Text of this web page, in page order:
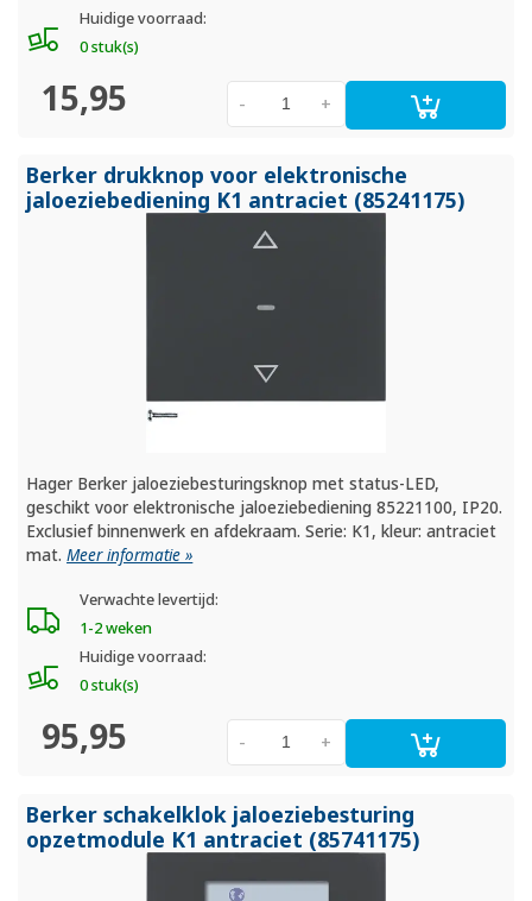
Huidige voorraad:
0 stuk(s)
15,95 +
-
Berker drukknop voor elektronische
jaloeziebediening K1 antraciet (85241175)
Hager Berker jaloeziebesturingsknop met status-LED,
geschikt voor elektronische jaloeziebediening 85221100, IP20.
Exclusief binnenwerk en afdekraam. Serie: K1, kleur: antraciet
mat.Meer informatie »
Verwachte levertijd:
1-2 weken
Huidige voorraad:
0 stuk(s)
95,95 +
-
Berker schakelklok jaloeziebesturing
opzetmodule K1 antraciet (85741175)